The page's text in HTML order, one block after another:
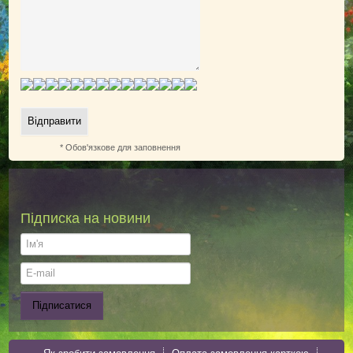
* Обов'язкове для заповнення
Підписка на новини